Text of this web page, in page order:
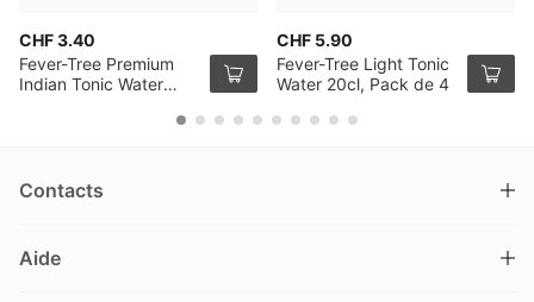
CHF 3.40
Fever-Tree Premium
Indian Tonic Water
CHF 5.90
Fever-Tree Light Tonic
Water 20cl, Pack de 4
Contacts
Nüschelerstrasse 35
Aide